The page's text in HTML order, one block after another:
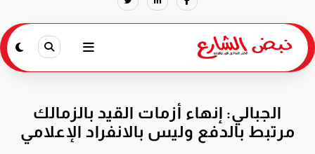
الجبالي: إنهاء أزمات القيد بالزمالك
مرتبط بالدفع وليس بالانفراد الإعلامي